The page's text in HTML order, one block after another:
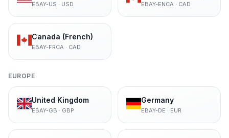
EBAY-US · USD EBAY-ENCA · CAD
Canada (French)
EBAY-FRCA · CAD
EUROPE
United Kingdom
EBAY-GB · GBP
Germany
EBAY-DE · EUR